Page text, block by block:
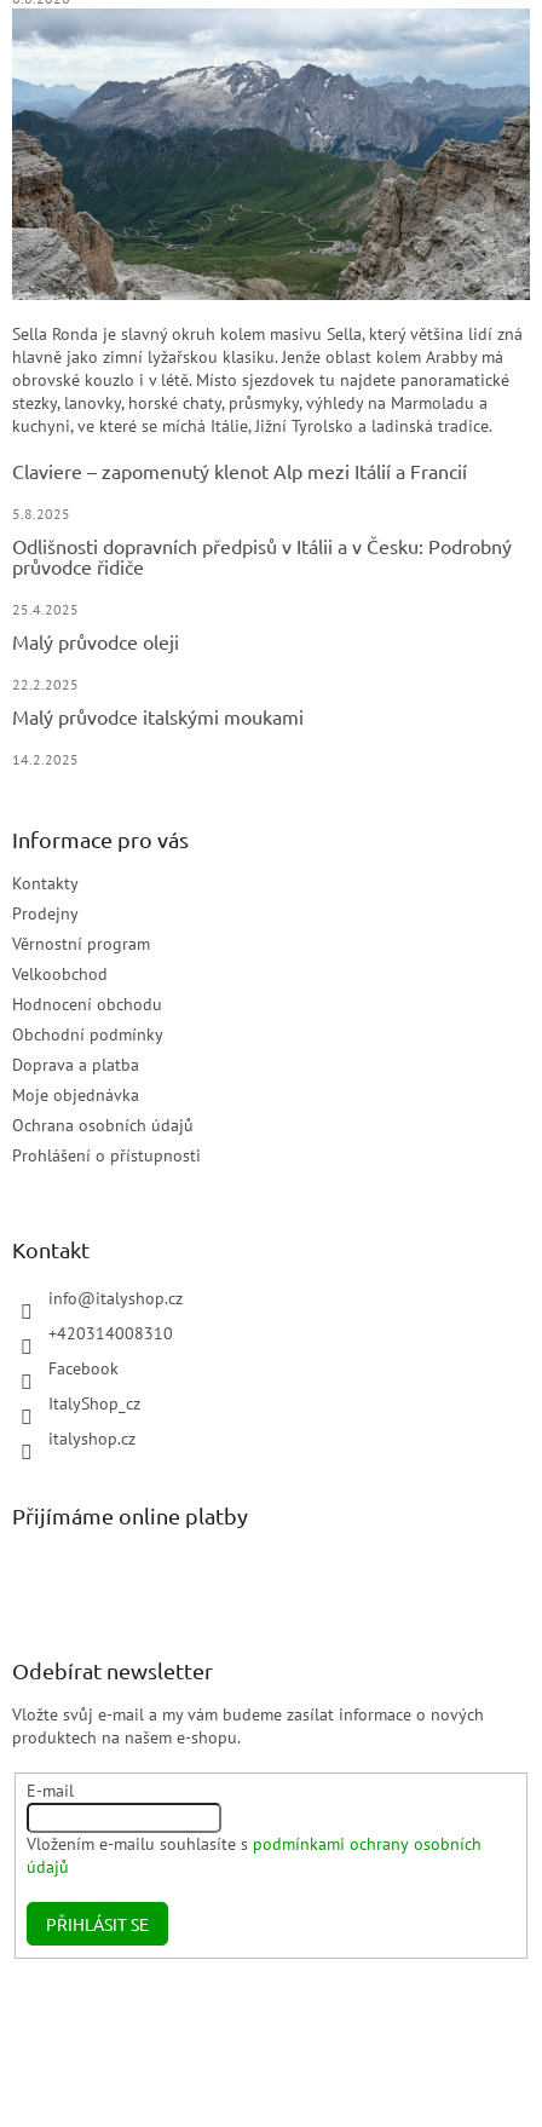
Sella Ronda je slavný okruh kolem masivu Sella, který většina lidí zná
hlavně jako zimní lyžařskou klasiku. Jenže oblast kolem Arabby má
obrovské kouzlo i v létě. Místo sjezdovek tu najdete panoramatické
stezky, lanovky, horské chaty, průsmyky, výhledy na Marmoladu a
kuchyni, ve které se míchá Itálie, Jižní Tyrolsko a ladinská tradice.
Claviere – zapomenutý klenot Alp mezi Itálií a Francií
5.8.2025
Odlišnosti dopravních předpisů v Itálii a v Česku: Podrobný
průvodce řidiče
25.4.2025
Malý průvodce oleji
22.2.2025
Malý průvodce italskými moukami
14.2.2025
Informace pro vás
Kontakty
Prodejny
Věrnostní program
Velkoobchod
Hodnocení obchodu
Obchodní podmínky
Doprava a platba
Moje objednávka
Ochrana osobních údajů
Prohlášení o přístupnosti
Kontakt
info@italyshop.cz
+420314008310
Facebook
ItalyShop_cz
italyshop.cz
Přijímáme online platby
Odebírat newsletter
Vložte svůj e-mail a my vám budeme zasílat informace o nových
produktech na našem e-shopu.
E-mail
Vložením e-mailu souhlasíte s podmínkami ochrany osobních
údajů
PŘIHLÁSIT SE